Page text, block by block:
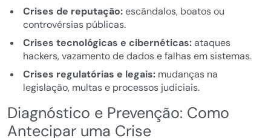
Crises de reputação:escândalos, boatos ou
controvérsias públicas.
Crises tecnológicas e cibernéticas:ataques
hackers, vazamento de dados e falhas em sistemas.
Crises regulatórias e legais:mudanças na
legislação, multas e processos judiciais.
Diagnóstico e Prevenção: Como
Antecipar uma Crise